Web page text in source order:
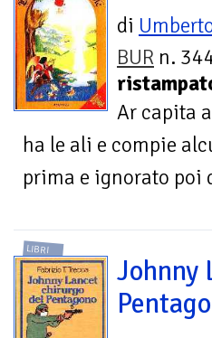
di
BUR n.
Ar capita
ha le ali e compie
prima e ignorato poi
LIBRI
Johnny